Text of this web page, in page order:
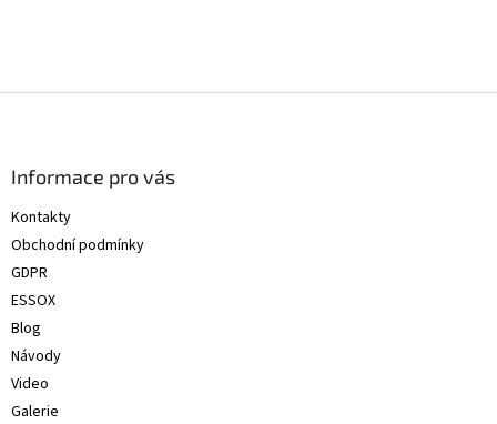
Informace pro vás
Kontakty
Obchodní podmínky
GDPR
ESSOX
Blog
Návody
Video
Galerie